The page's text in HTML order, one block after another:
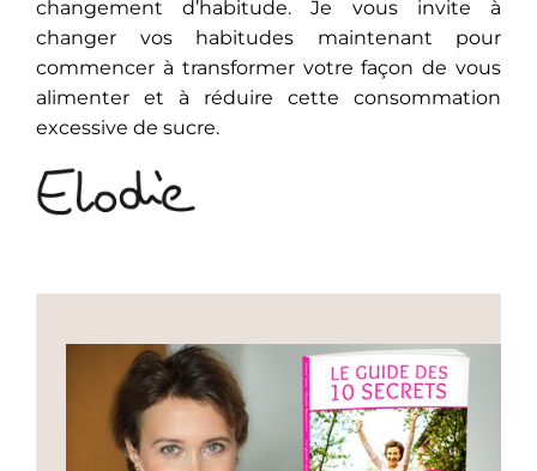
changement d’habitude. Je vous invite à
changer vos habitudes maintenant pour
commencer à transformer votre façon de vous
alimenter et à réduire cette consommation
excessive de sucre.